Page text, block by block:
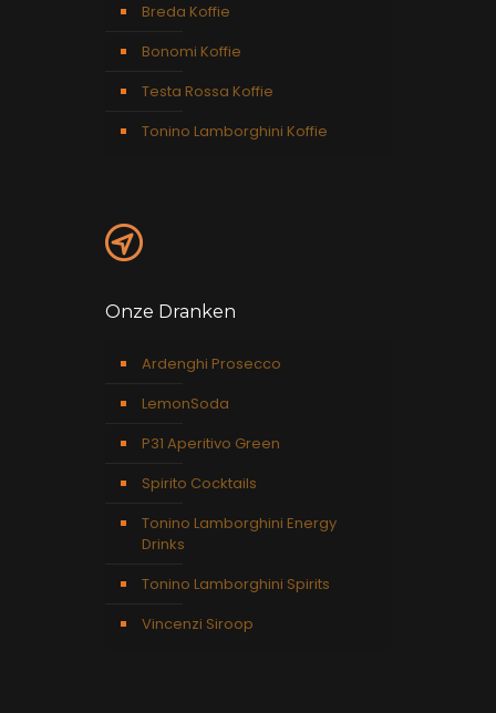
Breda Koffie
Bonomi Koffie
Testa Rossa Koffie
Tonino Lamborghini Koffie
Onze Dranken
Ardenghi Prosecco
LemonSoda
P31 Aperitivo Green
Spirito Cocktails
Tonino Lamborghini Energy
Drinks
Tonino Lamborghini Spirits
Vincenzi Siroop